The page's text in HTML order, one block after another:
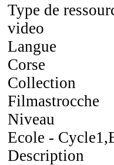
Type de
video
Langue
Corse
Collection
Filmastrocche
Niveau
Ecole -
Description